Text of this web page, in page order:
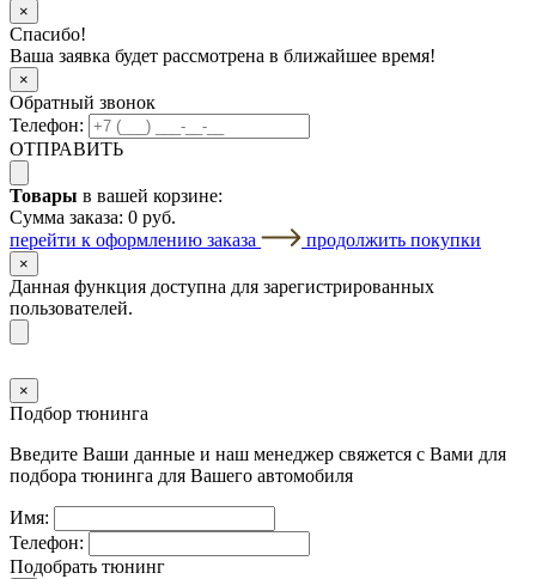
×
Спасибо!
Ваша заявка будет рассмотрена в ближайшее время!
×
Обратный звонок
Телефон:
ОТПРАВИТЬ
Товары в вашей корзине:
Сумма заказа: 0 руб.
перейти к оформлению заказа
продолжить покупки
×
Данная функция доступна для зарегистрированных
пользователей.
×
Подбор тюнинга
Введите Ваши данные и наш менеджер свяжется с Вами для
подбора тюнинга для Вашего автомобиля
Имя:
Телефон:
Подобрать тюнинг